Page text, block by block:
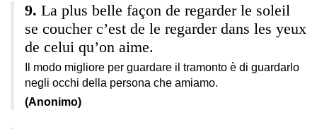
La plus belle façon de regarder le soleil
se coucher c’est de le regarder dans les yeux
de celui qu’on aime.
Il modo migliore per guardare il tramonto è di guardarlo
negli occhi della persona che amiamo.
(Anonimo)